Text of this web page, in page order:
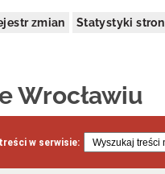
zmian Statystyki stron
Wrocławiu
w serwisie: